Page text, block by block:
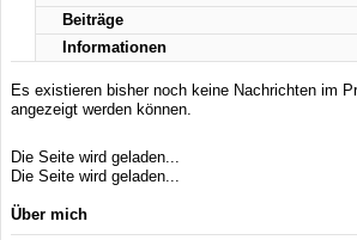
Beiträge
Informationen
Es existieren bisher noch keine Nachrichten im
angezeigt werden können.
Die Seite wird geladen...
Die Seite wird geladen...
Über mich